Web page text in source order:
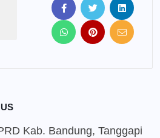
Kab. Bandung, Tanggapi